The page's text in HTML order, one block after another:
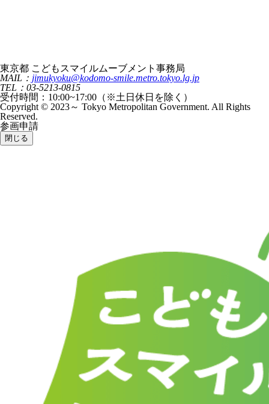
東京都 こどもスマイルムーブメント事務局
MAIL： jimukyoku@kodomo-smile.metro.tokyo.lg.jp
TEL：03-5213-0815
受付時間：10:00~17:00（※土日休日を除く）
Copyright © 2023～ Tokyo Metropolitan Government. All Rights
Reserved.
参画申請
閉じる